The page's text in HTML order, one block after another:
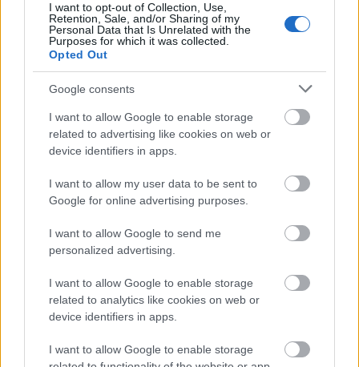
I want to opt-out of Collection, Use,
Retention, Sale, and/or Sharing of my
Personal Data that Is Unrelated with the
Purposes for which it was collected.
Opted Out
Google consents
I want to allow Google to enable storage
related to advertising like cookies on web or
device identifiers in apps.
I want to allow my user data to be sent to
Google for online advertising purposes.
I want to allow Google to send me
personalized advertising.
I want to allow Google to enable storage
related to analytics like cookies on web or
device identifiers in apps.
I want to allow Google to enable storage
O’Connor a megszokott törékenységét és belső
feszültségét hozza, míg Mescal egy szelídebb,
kiegyensúlyozottabb jelenlétet nyújt, amely inkább
a nyugalom, mint a külsőségek révén sugall
mélységet. Működik közöttük a kémia, de
szándékosan takarékra állítva. Hermanus, úgy tűnik,
elszántan kerüli a romantikus katarzist, helyette
pillantásokra, szünetekre és intellektuális
összhangra támaszkodik. Leginkább azt próbálja
bemutatni, hogy két főhőse hogyan lehetett volna
egy életre egymás párja.